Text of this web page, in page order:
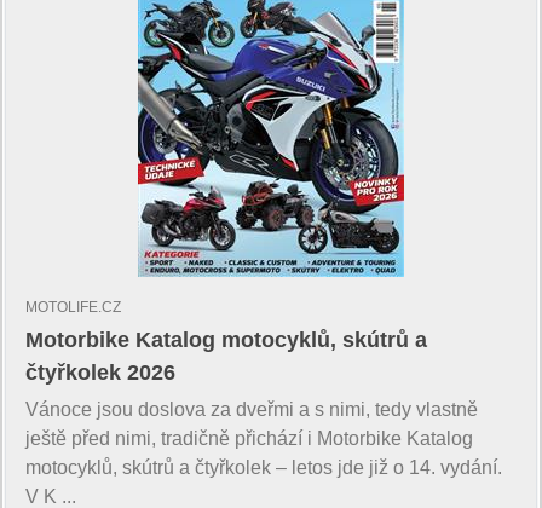
MOTOLIFE.CZ
Motorbike Katalog motocyklů, skútrů a
čtyřkolek 2026
Vánoce jsou doslova za dveřmi a s nimi, tedy vlastně
ještě před nimi, tradičně přichází i Motorbike Katalog
motocyklů, skútrů a čtyřkolek – letos jde již o 14. vydání.
V K ...